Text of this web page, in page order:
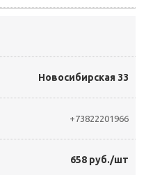
Новосибирская 33
+73822201966
658 руб./шт